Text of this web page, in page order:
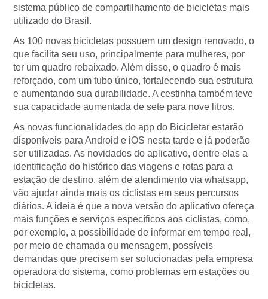
sistema público de compartilhamento de bicicletas mais
utilizado do Brasil.
As 100 novas bicicletas possuem um design renovado, o
que facilita seu uso, principalmente para mulheres, por
ter um quadro rebaixado. Além disso, o quadro é mais
reforçado, com um tubo único, fortalecendo sua estrutura
e aumentando sua durabilidade. A cestinha também teve
sua capacidade aumentada de sete para nove litros.
As novas funcionalidades do app do Bicicletar estarão
disponíveis para Android e iOS nesta tarde e já poderão
ser utilizadas. As novidades do aplicativo, dentre elas a
identificação do histórico das viagens e rotas para a
estação de destino, além de atendimento via whatsapp,
vão ajudar ainda mais os ciclistas em seus percursos
diários. A ideia é que a nova versão do aplicativo ofereça
mais funções e serviços específicos aos ciclistas, como,
por exemplo, a possibilidade de informar em tempo real,
por meio de chamada ou mensagem, possíveis
demandas que precisem ser solucionadas pela empresa
operadora do sistema, como problemas em estações ou
bicicletas.